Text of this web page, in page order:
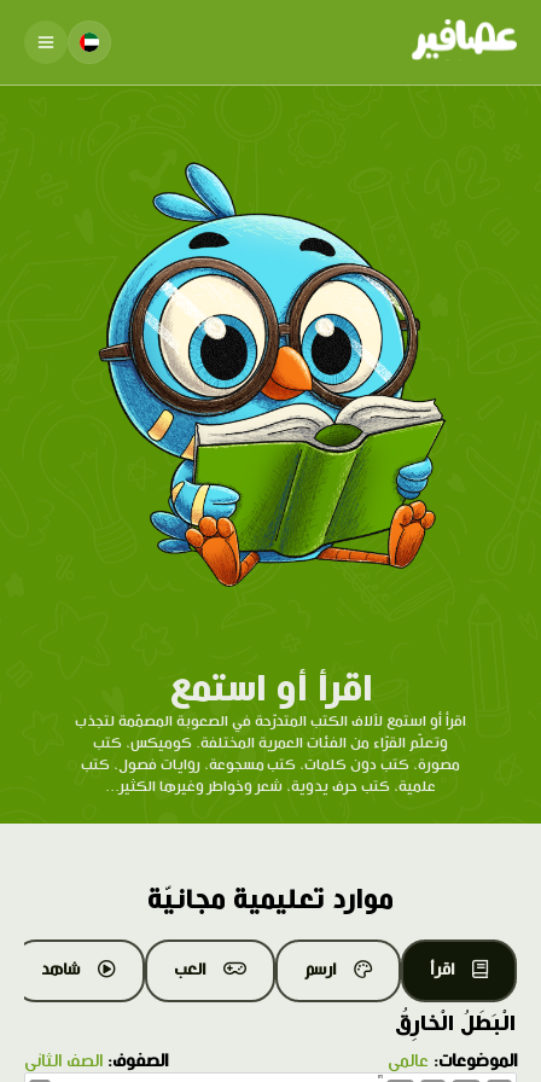
اقرأ أو استمع
اقرأ أو استمع لآلاف الكتب المتدرّحة في الصعوبة المصمّمة لتجذب
وتعلّم القرّاء من الفئات العمرية المختلفة. كوميكس، كتب
مصورة، كتب دون كلمات، كتب مسجوعة، روايات فصول، كتب
علمية، كتب حرف يدوية، شعر وخواطر وغيرها الكثير...
موارد تعليمية مجانيّة
اقرأ ارسم العب شاهد
الْبَطَلُ الْخارِقُ
الموضوعات: عالمي الصفوف: الصف الثاني